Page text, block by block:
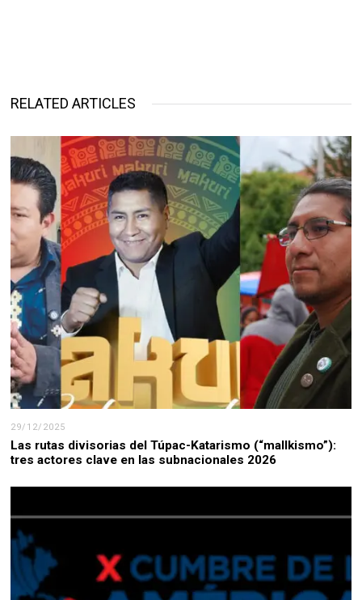
RELATED ARTICLES
29/12/2025
Las rutas divisorias del Túpac-Katarismo (“mallkismo”):
tres actores clave en las subnacionales 2026